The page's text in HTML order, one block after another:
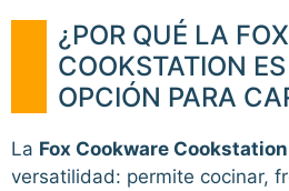
¿POR QUÉ LA
COOKSTATION
OPCIÓN PARA
La Fox Cookware Cookstation
versatilidad: permite cocinar,